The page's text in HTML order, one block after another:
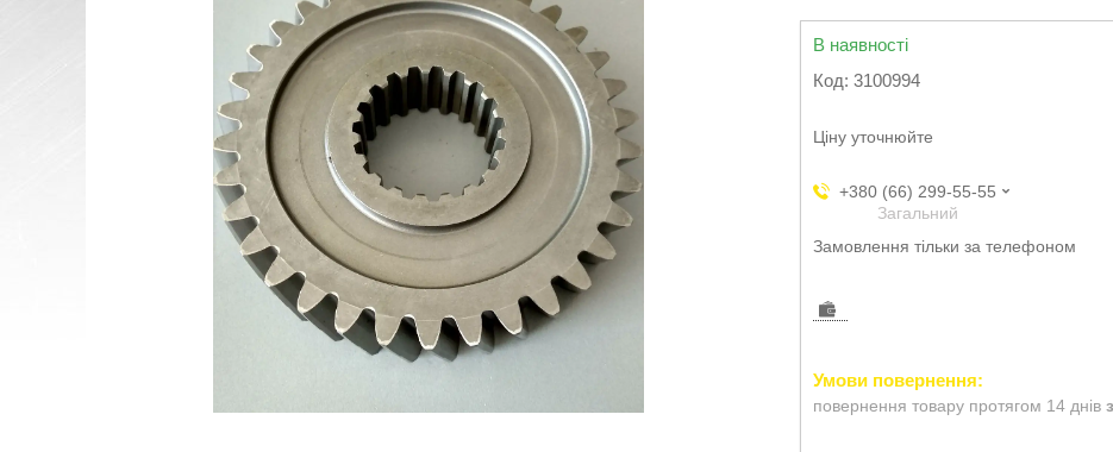
В наявності
Код: 3100994
Ціну уточнюйте
+380 (66) 299-55-55
Загальний
Замовлення тільки за телефоном
повернення товару протягом 14 днів